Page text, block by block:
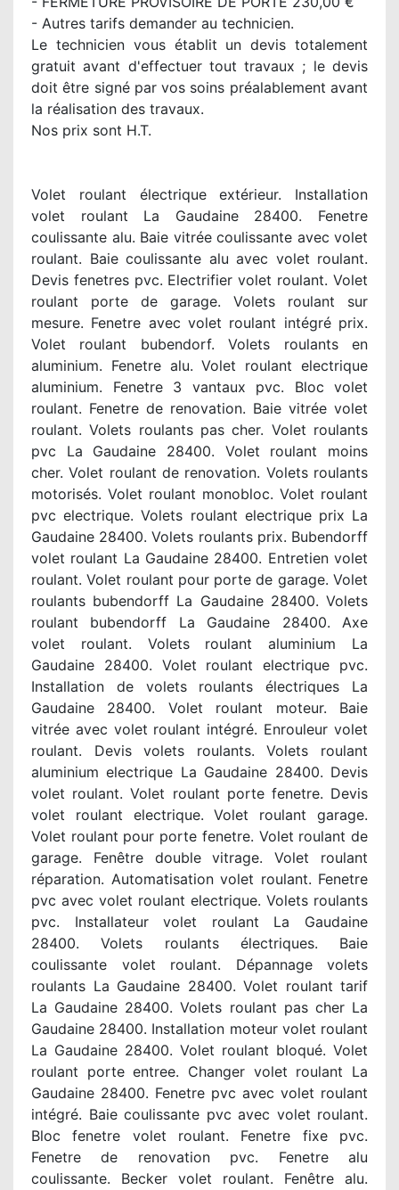
- Autres tarifs demander au technicien.
Le technicien vous établit un devis totalement
gratuit avant d'effectuer tout travaux ; le devis
doit être signé par vos soins préalablement avant
la réalisation des travaux.
Nos prix sont H.T.
Volet roulant électrique extérieur. Installation
volet roulant La Gaudaine 28400. Fenetre
coulissante alu. Baie vitrée coulissante avec volet
roulant. Baie coulissante alu avec volet roulant.
Devis fenetres pvc. Electrifier volet roulant. Volet
roulant porte de garage. Volets roulant sur
mesure. Fenetre avec volet roulant intégré prix.
Volet roulant bubendorf. Volets roulants en
aluminium. Fenetre alu. Volet roulant electrique
aluminium. Fenetre 3 vantaux pvc. Bloc volet
roulant. Fenetre de renovation. Baie vitrée volet
roulant. Volets roulants pas cher. Volet roulants
pvc La Gaudaine 28400. Volet roulant moins
cher. Volet roulant de renovation. Volets roulants
motorisés. Volet roulant monobloc. Volet roulant
pvc electrique. Volets roulant electrique prix La
Gaudaine 28400. Volets roulants prix. Bubendorff
volet roulant La Gaudaine 28400. Entretien volet
roulant. Volet roulant pour porte de garage. Volet
roulants bubendorff La Gaudaine 28400. Volets
roulant bubendorff La Gaudaine 28400. Axe
volet roulant. Volets roulant aluminium La
Gaudaine 28400. Volet roulant electrique pvc.
Installation de volets roulants électriques La
Gaudaine 28400. Volet roulant moteur. Baie
vitrée avec volet roulant intégré. Enrouleur volet
roulant. Devis volets roulants. Volets roulant
aluminium electrique La Gaudaine 28400. Devis
volet roulant. Volet roulant porte fenetre. Devis
volet roulant electrique. Volet roulant garage.
Volet roulant pour porte fenetre. Volet roulant de
garage. Fenêtre double vitrage. Volet roulant
réparation. Automatisation volet roulant. Fenetre
pvc avec volet roulant electrique. Volets roulants
pvc. Installateur volet roulant La Gaudaine
28400. Volets roulants électriques. Baie
coulissante volet roulant. Dépannage volets
roulants La Gaudaine 28400. Volet roulant tarif
La Gaudaine 28400. Volets roulant pas cher La
Gaudaine 28400. Installation moteur volet roulant
La Gaudaine 28400. Volet roulant bloqué. Volet
roulant porte entree. Changer volet roulant La
Gaudaine 28400. Fenetre pvc avec volet roulant
intégré. Baie coulissante pvc avec volet roulant.
Bloc fenetre volet roulant. Fenetre fixe pvc.
Fenetre de renovation pvc. Fenetre alu
coulissante. Becker volet roulant. Fenêtre alu.